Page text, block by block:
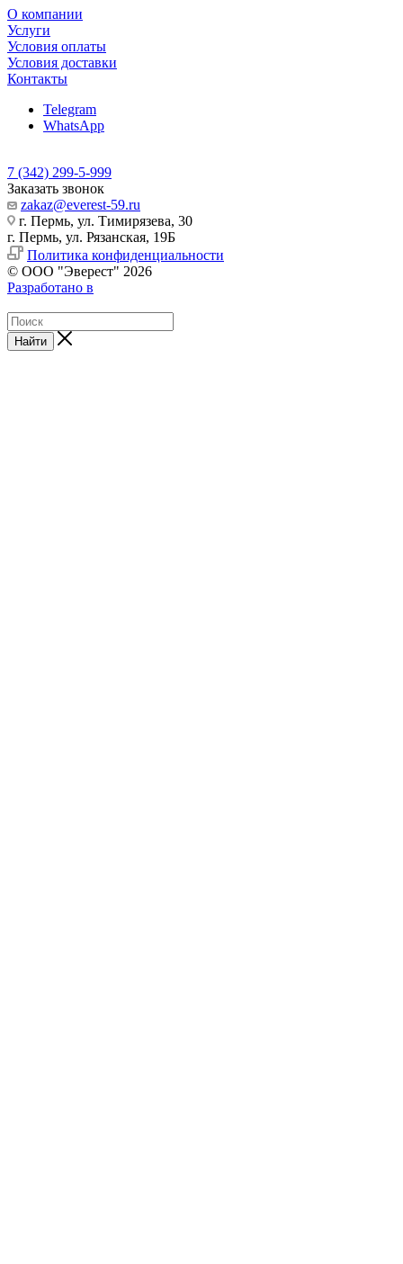
О компании
Услуги
Условия оплаты
Условия доставки
Контакты
Telegram
WhatsApp
7 (342) 299-5-999
Заказать звонок
zakaz@everest-59.ru
г. Пермь, ул. Тимирязева, 30
г. Пермь, ул. Рязанская, 19Б
Политика конфиденциальности
© ООО "Эверест" 2026
Разработано в
Найти